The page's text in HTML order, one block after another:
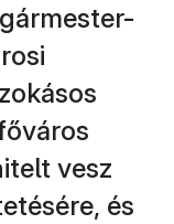
vesz
és